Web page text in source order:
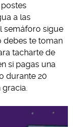
a las
semáforo sigue
debes te toman
tacharte de
si pagas una
durante 20